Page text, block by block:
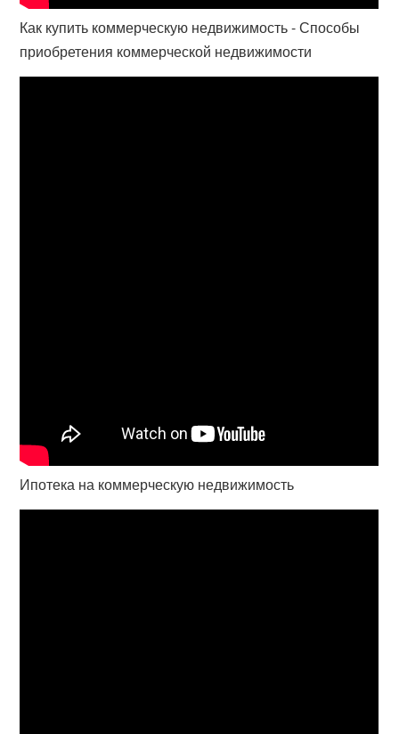
Как купить коммерческую недвижимость - Способы
приобретения коммерческой недвижимости
Ипотека на коммерческую недвижимость